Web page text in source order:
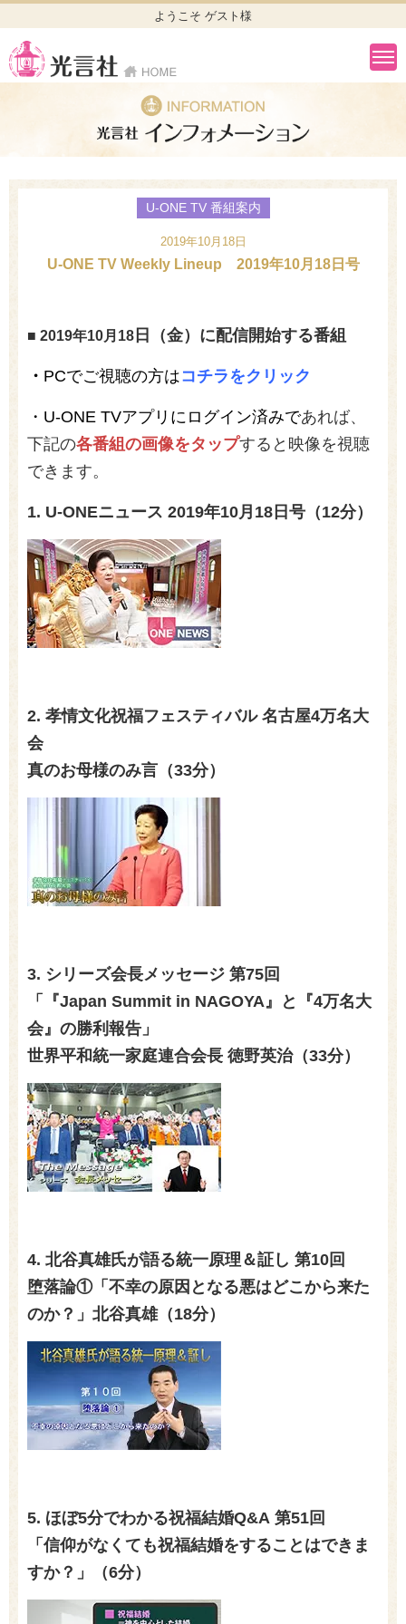
ようこそ ゲスト様
U-ONE TV 番組案内
2019年10月18日
U-ONE TV Weekly Lineup 2019年10月18日号
■ 2019年10月18 日（金）に配信開始する番組
・ PCでご視聴の方はコチラをクリック
・U-ONE TVアプリにログイン済みであれば、
下記の各番組の画像をタップすると映像を視聴
できます。
1. U-ONEニュース 2019年10月18日号（12分）
2. 孝情文化祝福フェスティバル 名古屋4万名大
会
真のお母様のみ言（33分）
3. シリーズ会長メッセージ 第75回
「『Japan Summit in NAGOYA』と『4万名大
会』の勝利報告」
世界平和統一家庭連合会長 徳野英治（33分）
4. 北谷真雄氏が語る統一原理＆証し 第10回
堕落論①「不幸の原因となる悪はどこから来た
のか？」北谷真雄（18分）
5. ほぼ5分でわかる祝福結婚Q&A 第51回
「信仰がなくても祝福結婚をすることはできま
すか？」（6分）